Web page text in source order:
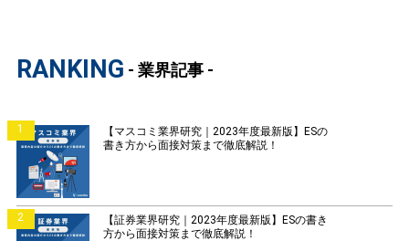
RANKING - 業界記事 -
1
【マスコミ業界研究｜2023年度最新版】ESの
書き方から面接対策まで徹底解説！
2
【証券業界研究｜2023年度最新版】ESの書き
方から面接対策まで徹底解説！